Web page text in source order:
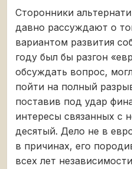
Сторонники
давно рассуждают о
вариантом развития
году был бы разгон
обсуждать вопрос,
пойти на полный
поставив под удар
интересы связанных с
десятый. Дело не в
в причинах, его
всех лет